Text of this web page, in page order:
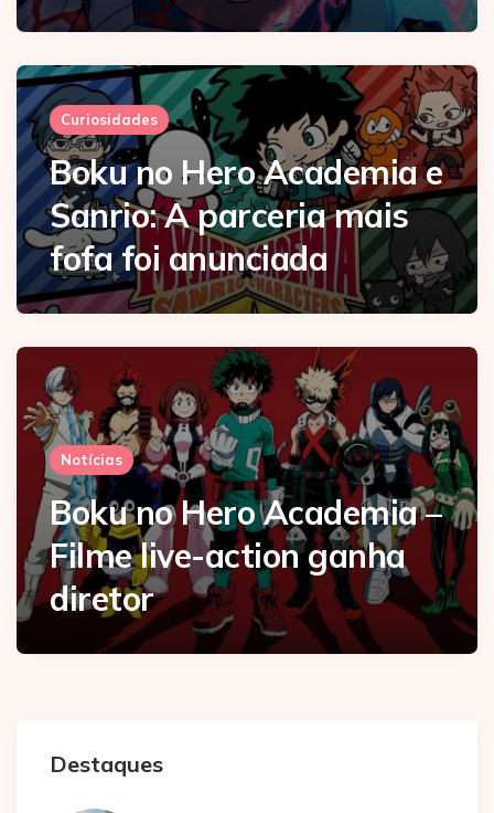
Curiosidades
Boku no Hero Academia e
Sanrio: A parceria mais
fofa foi anunciada
Notícias
Boku no Hero Academia –
Filme live-action ganha
diretor
Destaques